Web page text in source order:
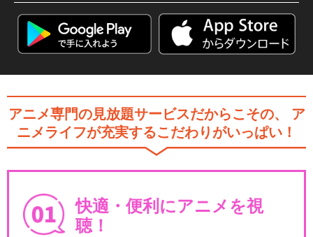
アニメ専門の見放題サービスだからこその、
ア
ニメライフが充実するこだわりがいっぱい！
快適・便利にアニメを視
聴！